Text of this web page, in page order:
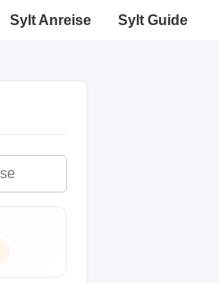
Sylt Anreise Sylt Guide